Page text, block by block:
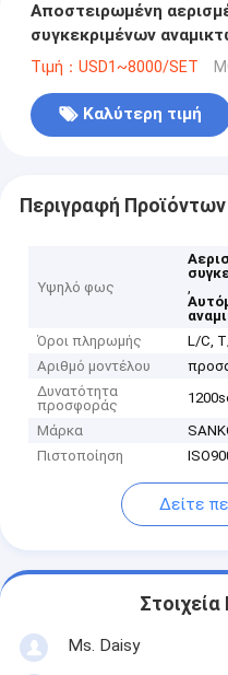
Αποστειρωμένη
συγκεκριμένων
Τιμή：USD1~8000/SET
Καλύτερη τιμή
Περιγραφή Προϊόντων
Υψηλό φως
,
Όροι πληρωμής
L/C,
Αριθμό μοντέλου
Δυνατότητα
προσφοράς
Μάρκα
Πιστοποίηση
Δείτε
Στοιχεία
Ms. Daisy